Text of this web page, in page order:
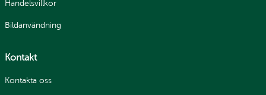
Handelsvillkor
Bildanvändning
Kontakt
Kontakta oss